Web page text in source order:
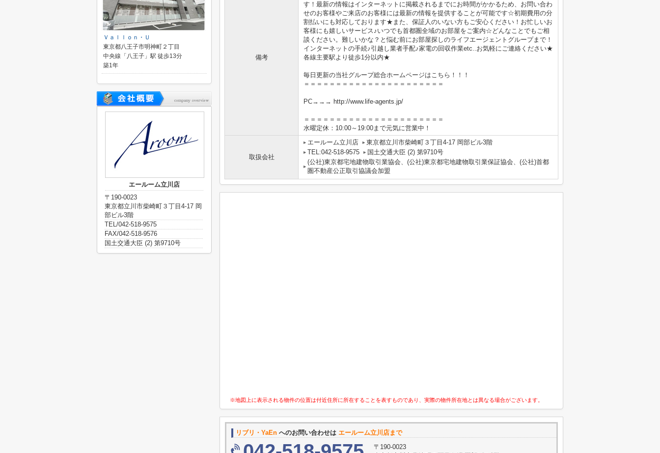
備考
す！最新の情報はインターネットに掲載されるまでにお時間がかかるため、お問い合わ
せのお客様やご来店のお客様には最新の情報を提供することが可能です☆初期費用の分
割払いにも対応しております★また、保証人のいない方もご安心ください！お忙しいお
客様にも嬉しいサービス♪いつでも首都圏全域のお部屋をご案内☆どんなことでもご相
談ください。難しいかな？と悩む前にお部屋探しのライフエージェントグループまで！
インターネットの手続♪引越し業者手配♪家電の回収作業etc..お気軽にご連絡ください★
各線主要駅より徒歩1分以内★
毎日更新の当社グループ総合ホームページはこちら！！！
＝＝＝＝＝＝＝＝＝＝＝＝＝＝＝＝＝＝＝＝＝＝
PC→→→ http://www.life-agents.jp/
＝＝＝＝＝＝＝＝＝＝＝＝＝＝＝＝＝＝＝＝＝＝
水曜定休：10:00～19:00まで元気に営業中！
取扱会社
エールーム立川店
東京都立川市柴崎町３丁目4-17 岡部ビル3階
TEL:042-518-9575
国土交通大臣 (2) 第9710号
(公社)東京都宅地建物取引業協会、(公社)東京都宅地建物取引業保証協会、(公社)首都
圏不動産公正取引協議会加盟
※地図上に表示される物件の位置は付近住所に所在することを表すものであり、実際の物件所在地とは異なる場合がございます。
リブリ・YaEn へのお問い合わせは エールーム立川店まで
〒190-0023
Ｖａｌｌｏｎ・Ｕ
東京都八王子市明神町２丁目
中央線「八王子」駅 徒歩13分
築1年
エールーム立川店
〒190-0023
東京都立川市柴崎町３丁目4-17 岡
部ビル3階
TEL/042-518-9575
FAX/042-518-9576
国土交通大臣 (2) 第9710号